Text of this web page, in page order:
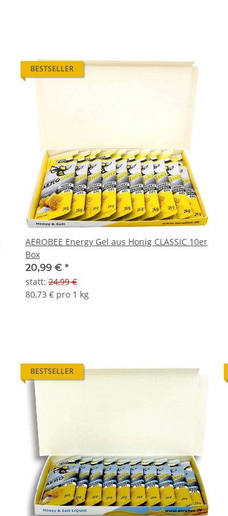
BESTSELLER
AEROBEE Energy Gel aus Honig CLASSIC 10er
Box
20,99 € *
statt: 24,99 €
80,73 € pro 1 kg
BESTSELLER